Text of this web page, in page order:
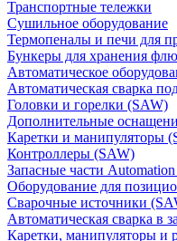
Транспортные тележки
Сушильное оборудование
Термопеналы и печи для
Бункеры для хранения
Автоматическое
Автоматическая сварка
Головки и горелки (SAW)
Дополнительные
Каретки и манипуляторы
Контроллеры (SAW)
Запасные части
Оборудование для
Сварочные источники
Автоматическая сварка в
Каретки, манипуляторы и